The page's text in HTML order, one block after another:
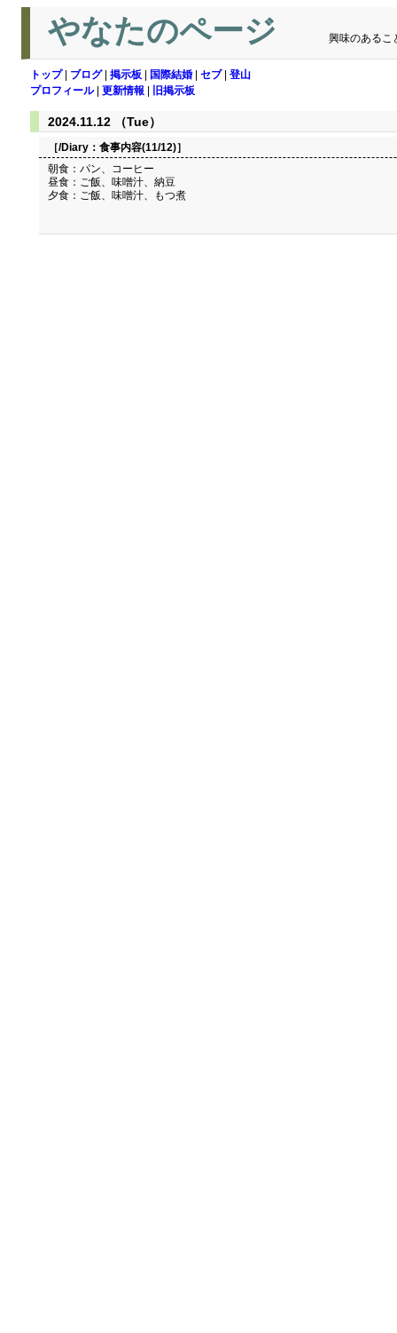
やなたのページ 興味のあるこ
トップ| ブログ| 掲示板 国際結婚 セブ| 登山
プロフィール| 更新情報 旧掲示板
2024.11.12 （Tue）
［/Diary： 食事内容(11/12)］
朝食：パン、コーヒー
昼食：ご飯、味噌汁、納豆
夕食：ご飯、味噌汁、もつ煮